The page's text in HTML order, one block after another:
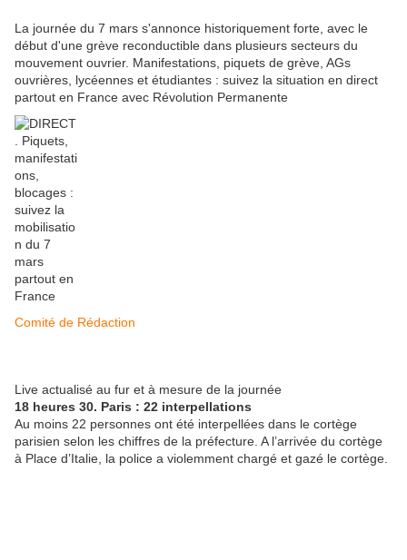
La journée du 7 mars s'annonce historiquement forte, avec le
début d'une grève reconductible dans plusieurs secteurs du
mouvement ouvrier. Manifestations, piquets de grève, AGs
ouvrières, lycéennes et étudiantes : suivez la situation en direct
partout en France avec Révolution Permanente
Comité de Rédaction
Live actualisé au fur et à mesure de la journée
18 heures 30. Paris : 22 interpellations
Au moins 22 personnes ont été interpellées dans le cortège
parisien selon les chiffres de la préfecture. A l’arrivée du cortège
à Place d’Italie, la police a violemment chargé et gazé le cortège.